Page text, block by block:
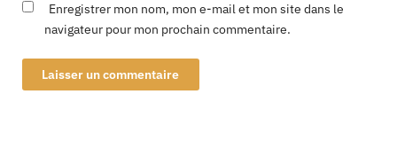
Enregistrer mon nom, mon e-mail et mon site dans le
navigateur pour mon prochain commentaire.